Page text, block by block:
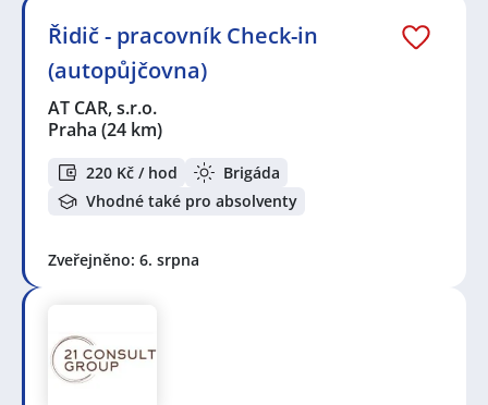
Řidič - pracovník Check-in
(autopůjčovna)
AT CAR, s.r.o.
Praha (24 km)
220 Kč / hod
Brigáda
Vhodné také pro absolventy
Zveřejněno: 6. srpna